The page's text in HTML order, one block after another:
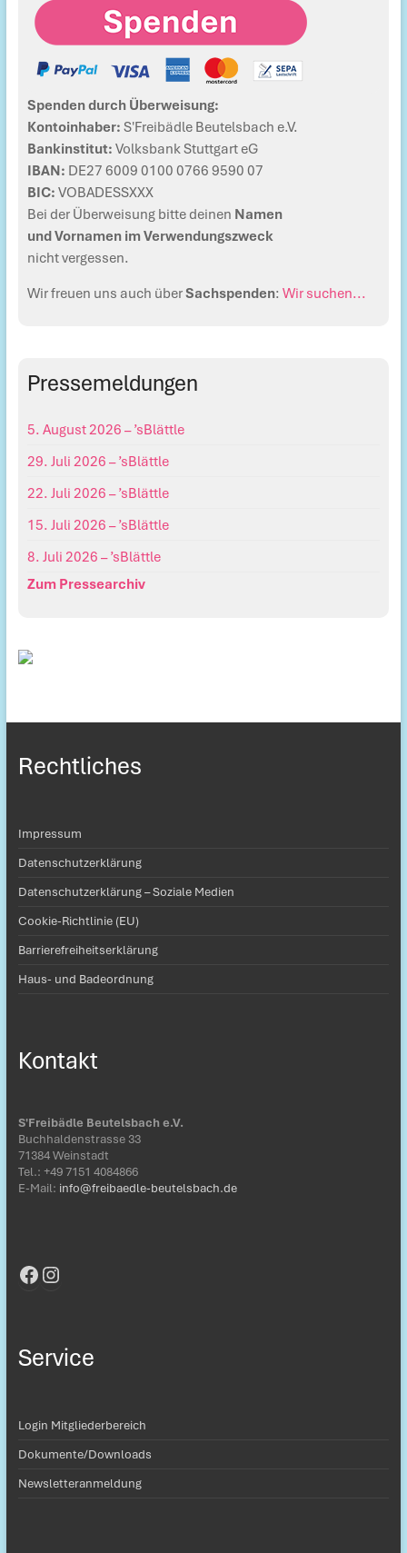
Spenden durch Überweisung:
Kontoinhaber: S'Freibädle Beutelsbach e.V.
Bankinstitut: Volksbank Stuttgart eG
IBAN: DE27 6009 0100 0766 9590 07
BIC:VOBADESSXXX
Bei der Überweisung bitte deinen Namen
und Vornamen im Verwendungszweck
nicht vergessen.
Wir freuen uns auch überSachspenden:Wir suchen...
Pressemeldungen
5. August 2026 – ’sBlättle
29. Juli 2026 – ’sBlättle
22. Juli 2026 – ’sBlättle
15. Juli 2026 – ’sBlättle
8. Juli 2026 – ’sBlättle
Zum Pressearchiv
Rechtliches
Impressum
Datenschutzerklärung
Datenschutzerklärung – Soziale Medien
Cookie-Richtlinie (EU)
Barrierefreiheitserklärung
Haus- und Badeordnung
Kontakt
S'Freibädle Beutelsbach e.V.
Buchhaldenstrasse 33
71384 Weinstadt
Tel.: ‭+49 7151 4084866‬
E-Mail: info@freibaedle-beutelsbach.de
Facebook
Instagram
Service
Login Mitgliederbereich
Dokumente/Downloads
Newsletteranmeldung